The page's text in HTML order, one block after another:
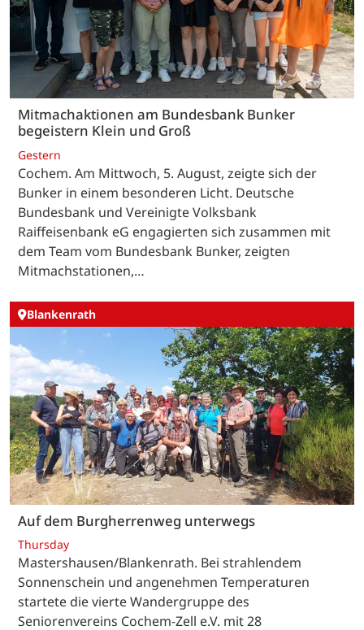
Mitmachaktionen am Bundesbank Bunker
begeistern Klein und Groß
Gestern
Cochem. Am Mittwoch, 5. August, zeigte sich der
Bunker in einem besonderen Licht. Deutsche
Bundesbank und Vereinigte Volksbank
Raiffeisenbank eG engagierten sich zusammen mit
dem Team vom Bundesbank Bunker, zeigten
Mitmachstationen,…
Blankenrath
Auf dem Burgherrenweg unterwegs
Thursday
Mastershausen/Blankenrath. Bei strahlendem
Sonnenschein und angenehmen Temperaturen
startete die vierte Wandergruppe des
Seniorenvereins Cochem-Zell e.V. mit 28